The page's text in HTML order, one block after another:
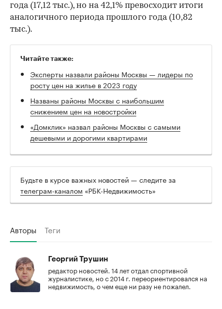
года (17,12 тыс.), но на 42,1% превосходит итоги
аналогичного периода прошлого года (10,82
тыс.).
Читайте также:
Эксперты назвали районы Москвы — лидеры по
росту цен на жилье в 2023 году
Названы районы Москвы с наибольшим
снижением цен на новостройки
«Домклик» назвал районы Москвы с самыми
дешевыми и дорогими квартирами
Будьте в курсе важных новостей — следите за
телеграм-каналом «РБК-Недвижимость»
Авторы Теги
Георгий Трушин
редактор новостей. 14 лет отдал спортивной
журналистике, но с 2014 г. переориентировался на
недвижимость, о чем еще ни разу не пожалел.